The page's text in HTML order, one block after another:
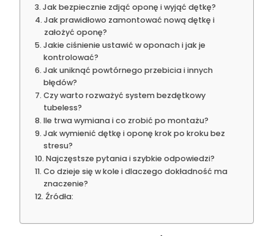
Jak bezpiecznie zdjąć oponę i wyjąć dętkę?
Jak prawidłowo zamontować nową dętkę i
założyć oponę?
Jakie ciśnienie ustawić w oponach i jak je
kontrolować?
Jak uniknąć powtórnego przebicia i innych
błędów?
Czy warto rozważyć system bezdętkowy
tubeless?
Ile trwa wymiana i co zrobić po montażu?
Jak wymienić dętkę i oponę krok po kroku bez
stresu?
Najczęstsze pytania i szybkie odpowiedzi?
Co dzieje się w kole i dlaczego dokładność ma
znaczenie?
Źródła: